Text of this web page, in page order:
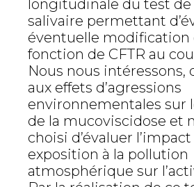
longitudinale du test de
salivaire permettant
éventuelle modification
fonction de CFTR au
Nous nous intéressons,
aux effets d’agressions
environnementales sur
de la mucoviscidose et
choisi d’évaluer l’impact
exposition à la pollution
atmosphérique sur